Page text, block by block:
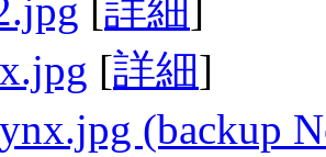
[詳細]
[詳細]
(backup